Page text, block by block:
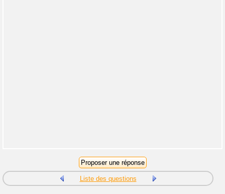
Liste des questions